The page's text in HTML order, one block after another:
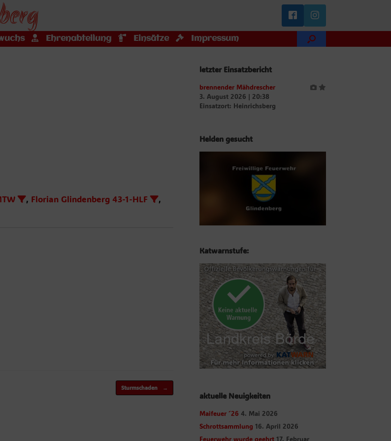
Ehrenabteilung Einsätze Impressum
, Florian Glindenberg 43-1-HLF
,
Sturmschaden →
letzter Einsatzbericht
brennender Mähdrescher
3. August 2026 | 20:38
Einsatzort: Heinrichsberg
Helden gesucht
Katwarnstufe:
aktuelle Neuigkeiten
Maifeuer ´26 4. Mai 2026
Schrottsammlung 16. April 2026
Feuerwehr wurde geehrt 17. Februar